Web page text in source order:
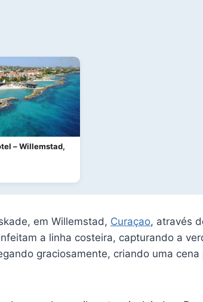
– Willemstad,
em Willemstad, Curaçao, através
a linha costeira, capturando a
graciosamente, criando uma